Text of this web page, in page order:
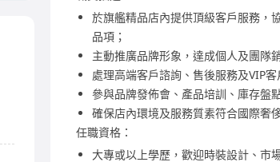
於旗艦精品店內提供頂級客戶服務，
品項；
主動推廣品牌形象，達成個人及團隊
處理高端客戶諮詢、售後服務及VIP客
參與品牌發佈會、產品培訓、庫存盤
確保店內環境及服務質素符合國際奢
任職資格：
大專或以上學歷，歡迎時裝設計、市